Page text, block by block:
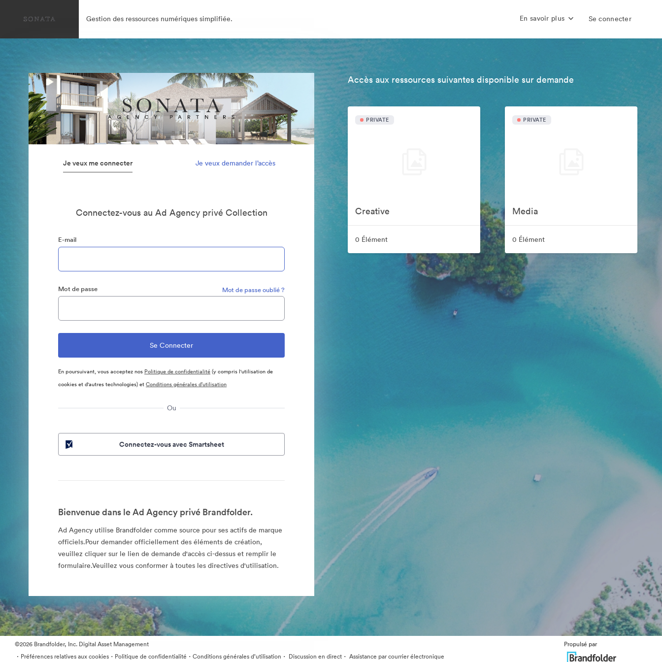
Gestion des ressources numériques simplifiée. En savoir plus Se connecter
Je veux me connecter Je veux demander l’accès
Connectez-vous au Ad Agency privé Collection
E-mail
Mot de passe Mot de passe oublié ?
En poursuivant, vous acceptez nos Politique de confidentialité(y compris l'utilisation de
cookies et d'autres technologies) etConditions générales d’utilisation
Ou
Connectez-vous avec Smartsheet
Bienvenue dans le Ad Agency privé Brandfolder.
Ad Agency utilise Brandfolder comme source pour ses actifs de marque
officiels.Pour demander officiellement des éléments de création,
veuillez cliquer sur le lien de demande d'accès ci-dessus et remplir le
formulaire.Veuillez vous conformer à toutes les directives d'utilisation.
Accès aux ressources suivantes disponible sur demande
PRIVATE
Creative
0 Élément
PRIVATE
Media
0 Élément
©2026 Brandfolder, Inc. Digital Asset Management
· Préférences relatives aux cookies · Politique de confidentialité · Conditions générales d’utilisation · Discussion en direct · Assistance par courrier électronique
Propulsé par